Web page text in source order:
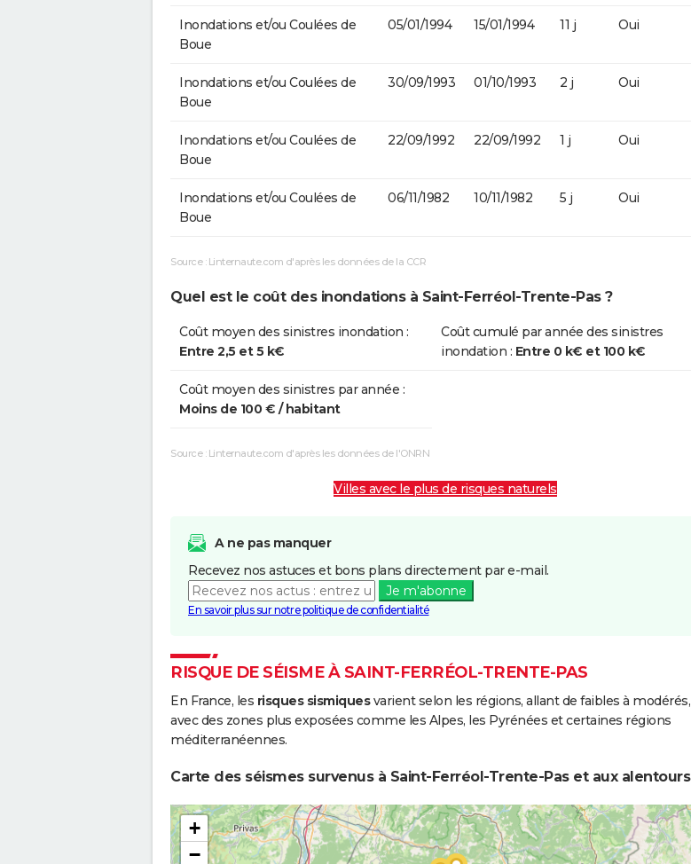
Inondations et/ou Coulées de
Boue
05/01/1994 15/01/1994 11 j Oui
Inondations et/ou Coulées de
Boue
30/09/1993 01/10/1993 2 j Oui
Inondations et/ou Coulées de
Boue
22/09/1992 22/09/1992 1 j Oui
Inondations et/ou Coulées de
Boue
06/11/1982 10/11/1982 5 j Oui
Source : Linternaute.com d'après les données de la CCR
Quel est le coût des inondations à Saint-Ferréol-Trente-Pas ?
Coût moyen des sinistres inondation :
Entre 2,5 et 5 k€
Coût cumulé par année des sinistres
inondation : Entre 0 k€ et 100 k€
Coût moyen des sinistres par année :
Moins de 100 € / habitant
Source : Linternaute.com d'après les données de l'ONRN
Villes avec le plus de risques naturels
A ne pas manquer
Recevez nos astuces et bons plans directement par e-mail.
Je m'abonne
En savoir plus sur notre politique de confidentialité
RISQUE DE SÉISME À SAINT-FERRÉOL-TRENTE-PAS
En France, les risques sismiquesvarient selon les régions, allant de faibles à modérés,
avec des zones plus exposées comme les Alpes, les Pyrénées et certaines régions
méditerranéennes.
Carte des séismes survenus à Saint-Ferréol-Trente-Pas et aux alentours
+
−